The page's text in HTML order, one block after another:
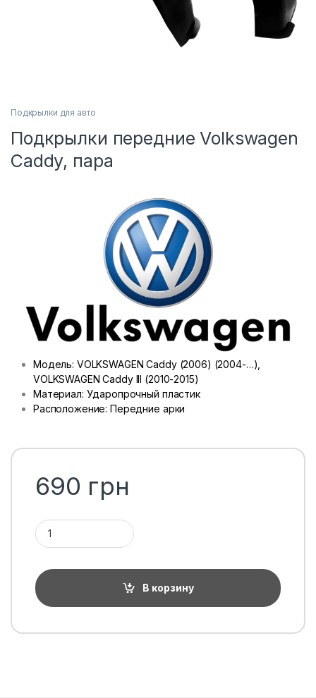
Подкрылки для авто
Подкрылки передние Volkswagen
Caddy, пара
Модель: VOLKSWAGEN Caddy (2006) (2004-…),
VOLKSWAGEN Caddy III (2010-2015)
Материал: Ударопрочный пластик
Расположение: Передние арки
690 грн
Количество 1ТП1Т
В корзину